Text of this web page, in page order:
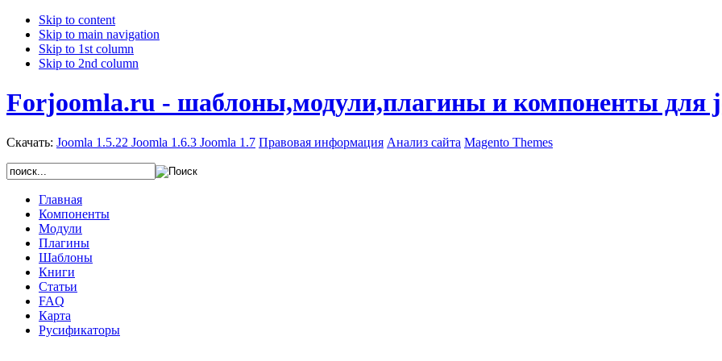
Skip to content
Skip to main navigation
Skip to 1st column
Skip to 2nd column
Forjoomla.ru - шаблоны,модули,плагины и компоненты для
Скачать: Joomla 1.5.22 Joomla 1.6.3 Joomla 1.7 Правовая информация Анализ сайта Magento Themes
Главная
Компоненты
Модули
Плагины
Шаблоны
Книги
Статьи
FAQ
Карта
Русификаторы